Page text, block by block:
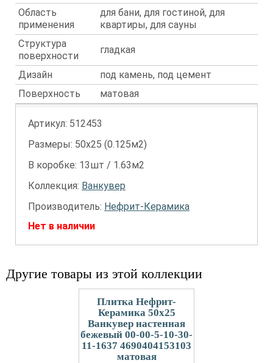
Область
применения
для бани, для гостиной, для
квартиры, для сауны
Структура
поверхности
гладкая
Дизайн
под камень, под цемент
Поверхность
матовая
Артикул: 512453
Размеры: 50х25 (0.125м2)
В коробке: 13шт / 1.63м2
Коллекция: Ванкувер
Производитель: Нефрит-Керамика
Нет в наличии
Другие товары из этой коллекции
Плитка Нефрит-
Керамика 50x25
Ванкувер настенная
бежевый 00-00-5-10-30-
11-1637 4690404153103
матовая